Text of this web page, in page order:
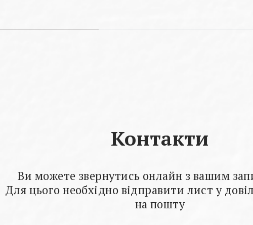
Контакти
Ви можете звернутись онлайн з вашим
Для цього необхідно відправити лист у
на пошту